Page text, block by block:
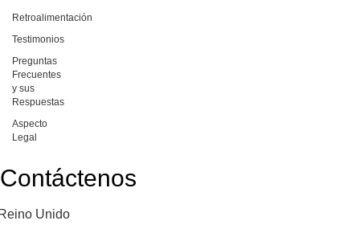
Retroalimentación
Testimonios
Preguntas
Frecuentes
y sus
Respuestas
Aspecto
Legal
Contáctenos
Unido